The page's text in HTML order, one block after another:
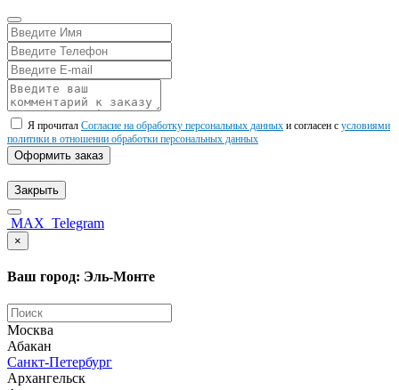
Я прочитал Согласие на обработку персональных данных и согласен с условиями
политики в отношении обработки персональных данных
Оформить заказ
Закрыть
MAX Telegram
×
Ваш город: Эль-Монте
Москва
Абакан
Санкт-Петербург
Архангельск